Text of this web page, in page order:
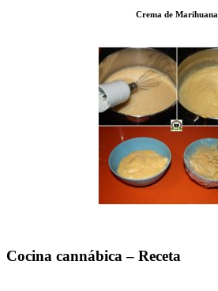
Crema de Marihuana
Cocina cannábica – Receta